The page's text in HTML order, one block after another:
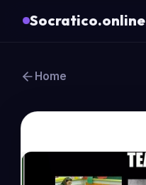
Socratico.online
Home